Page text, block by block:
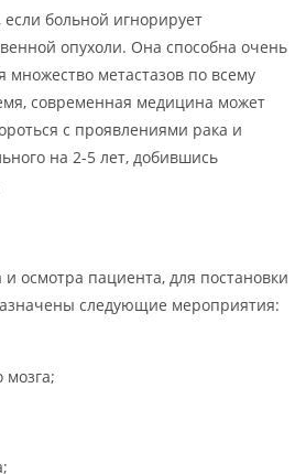
больной игнорирует
опухоли. Она способна очень
множество метастазов по всему
современная медицина может
с проявлениями рака и
на 2-5 лет, добившись
осмотра пациента, для постановки
следующие мероприятия:
мозга;